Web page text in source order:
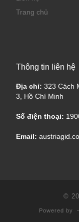
Trang chủ
Thông tin liên hệ
Địa chỉ: 323 Cách
3, Hồ Chí Minh
Số điện thoại:
Email:
©
Powered by